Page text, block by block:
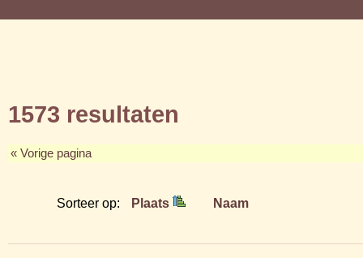
1573 resultaten
« Vorige pagina
Sorteer op: Plaats Naam